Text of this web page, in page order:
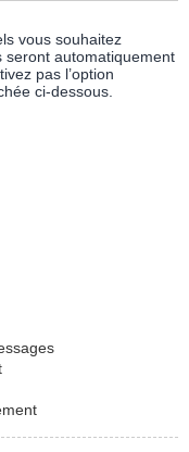
vous souhaitez
automatiquement
pas l’option
ci-dessous.